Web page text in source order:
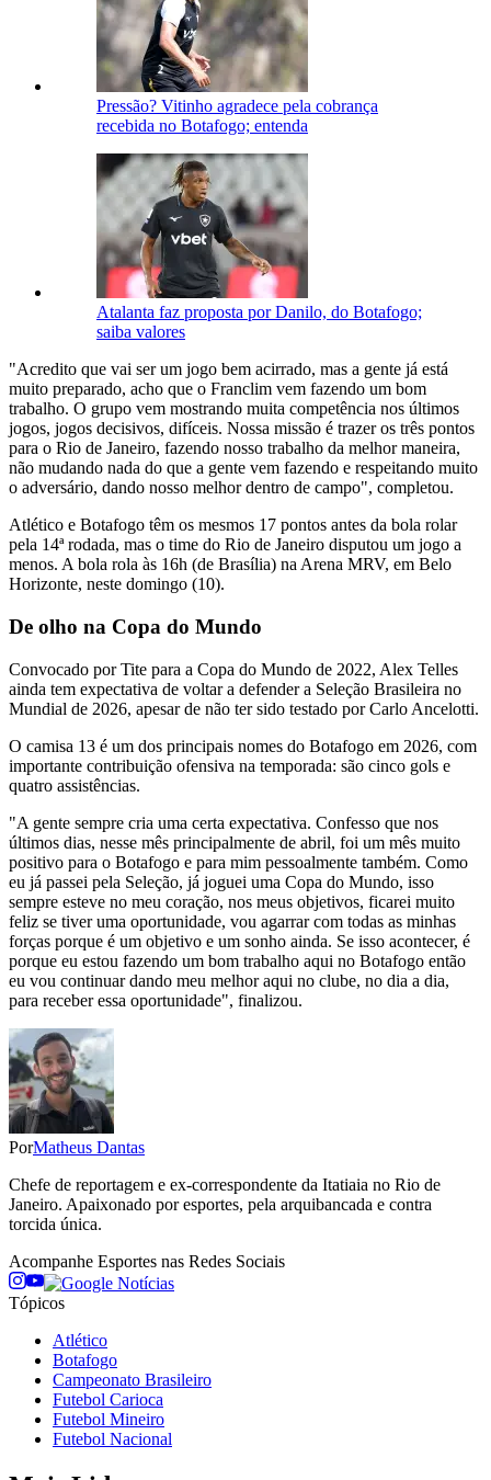
Pressão? Vitinho agradece pela cobrança
recebida no Botafogo; entenda
Atalanta faz proposta por Danilo, do Botafogo;
saiba valores
"Acredito que vai ser um jogo bem acirrado, mas a gente já está
muito preparado, acho que o Franclim vem fazendo um bom
trabalho. O grupo vem mostrando muita competência nos últimos
jogos, jogos decisivos, difíceis. Nossa missão é trazer os três pontos
para o Rio de Janeiro, fazendo nosso trabalho da melhor maneira,
não mudando nada do que a gente vem fazendo e respeitando muito
o adversário, dando nosso melhor dentro de campo", completou.
Atlético e Botafogo têm os mesmos 17 pontos antes da bola rolar
pela 14ª rodada, mas o time do Rio de Janeiro disputou um jogo a
menos. A bola rola às 16h (de Brasília) na Arena MRV, em Belo
Horizonte, neste domingo (10).
De olho na Copa do Mundo
Convocado por Tite para a Copa do Mundo de 2022, Alex Telles
ainda tem expectativa de voltar a defender a Seleção Brasileira no
Mundial de 2026, apesar de não ter sido testado por Carlo Ancelotti.
O camisa 13 é um dos principais nomes do Botafogo em 2026, com
importante contribuição ofensiva na temporada: são cinco gols e
quatro assistências.
"A gente sempre cria uma certa expectativa. Confesso que nos
últimos dias, nesse mês principalmente de abril, foi um mês muito
positivo para o Botafogo e para mim pessoalmente também. Como
eu já passei pela Seleção, já joguei uma Copa do Mundo, isso
sempre esteve no meu coração, nos meus objetivos, ficarei muito
feliz se tiver uma oportunidade, vou agarrar com todas as minhas
forças porque é um objetivo e um sonho ainda. Se isso acontecer, é
porque eu estou fazendo um bom trabalho aqui no Botafogo então
eu vou continuar dando meu melhor aqui no clube, no dia a dia,
para receber essa oportunidade", finalizou.
PorMatheus Dantas
Chefe de reportagem e ex-correspondente da Itatiaia no Rio de
Janeiro. Apaixonado por esportes, pela arquibancada e contra
torcida única.
Acompanhe Esportes nas Redes Sociais
Tópicos
Atlético
Botafogo
Campeonato Brasileiro
Futebol Carioca
Futebol Mineiro
Futebol Nacional